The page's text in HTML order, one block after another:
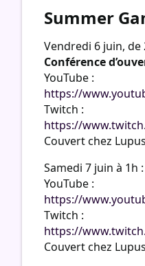
Summer
Vendredi 6 juin, de
Conférence
YouTube :
https://
Twitch :
https://
Couvert chez
Samedi 7 juin à 1h :
YouTube :
https://
Twitch :
https://
Couvert chez